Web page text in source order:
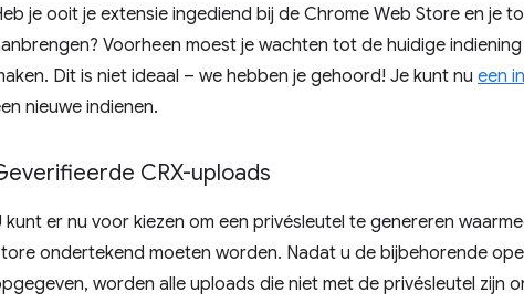
je ooit je extensie ingediend bij de Chrome Web Store en je
Voorheen moest je wachten tot de huidige
Dit is niet ideaal – we hebben je gehoord! Je kunt nu een
nieuwe indienen.
CRX-uploads
kunt er nu voor kiezen om een ​​privésleutel te genereren
ondertekend moeten worden. Nadat u de bijbehorende
worden alle uploads die niet met de privésleutel zijn